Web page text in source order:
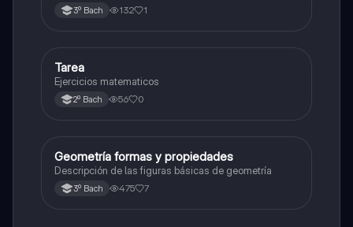
3º Bach 132 1
Matemáticas
Tarea
Ejercicios matematicos
2º Bach 56 0
Geometría y trigonometría
Geometría formas y propiedades
Descripción de las figuras básicas de geometría
3º Bach 475 7